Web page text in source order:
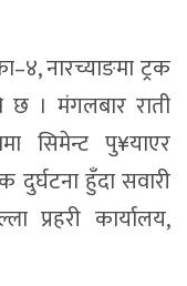
नारच्याङमा ट्रक
छ । मंगलबार राती
सिमेन्ट पु¥याएर
हुँदा सवारी
प्रहरी कार्यालय,